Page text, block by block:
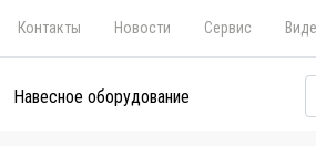
Контакты Новости Сервис
Навесное оборудование